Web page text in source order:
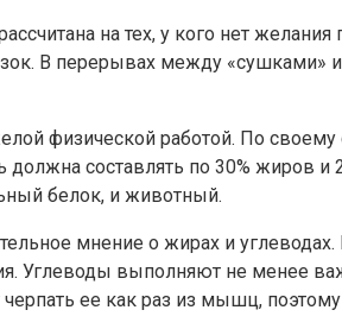
на тех, у кого нет
В перерывах между «сушками»
физической работой. По
составлять по 30% жиров
белок, и животный.
мнение о жирах и
Углеводы выполняют не
ее как раз из мышц,